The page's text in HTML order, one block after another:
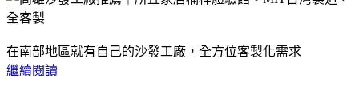
在南部地區就有自己的沙發工廠，全方位客製化需求
繼續閱讀